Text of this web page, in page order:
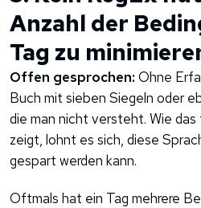
Anzahl der
Tag zu
Offen gesprochen: Ohne
Buch mit sieben Siegeln oder
die man nicht versteht. Wie
zeigt, lohnt es sich, diese
gespart werden kann.
Oftmals hat ein Tag mehrere